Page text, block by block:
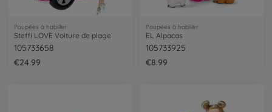
Poupées à habiller
Steffi LOVE Voiture de plage
105733658
€24.99
Poupées à habiller
EL Alpacas
105733925
€8.99